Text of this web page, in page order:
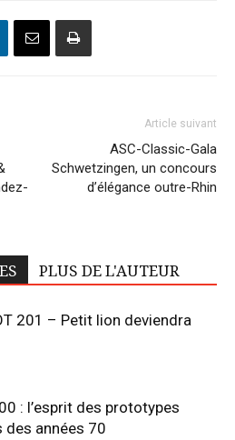
Article suivant
ASC-Classic-Gala
Schwetzingen, un concours
d’élégance outre-Rhin
PLUS DE L'AUTEUR
201 – Petit lion deviendra
: l’esprit des prototypes
des années 70